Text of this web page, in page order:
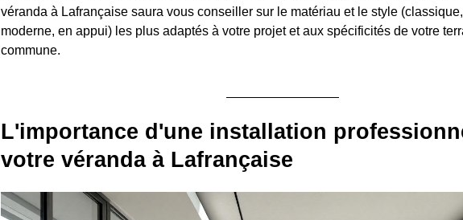
véranda à Lafrançaise saura vous conseiller sur le matériau et le style
moderne, en appui) les plus adaptés à votre projet et aux spécificités de votre
commune.
L'importance d'une installation
votre véranda à Lafrançaise